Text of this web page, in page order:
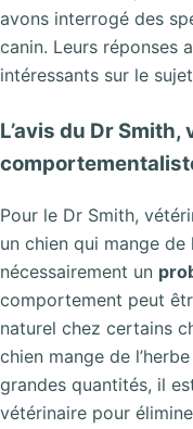
avons interrogé des
canin. Leurs réponses
intéressants sur le
L’avis du Dr
Pour le Dr Smith,
un chien qui mange de
nécessairement un
comportement peut
naturel chez certains
chien mange de
grandes quantités, il
vétérinaire pour